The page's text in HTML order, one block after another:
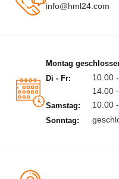
info@hml24.com
Montag
Di - Fr:
10.00
14.00
Samstag: 10.00
Sonntag: